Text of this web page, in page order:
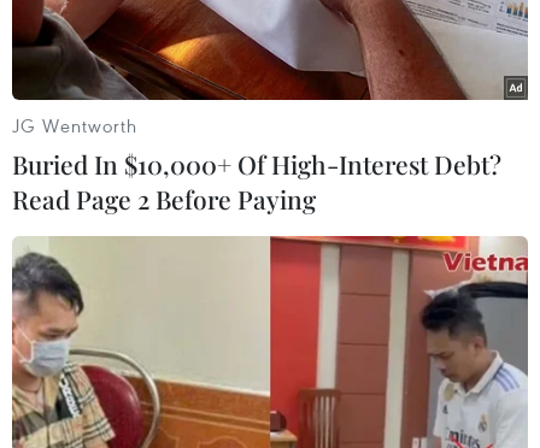
EU tuyên bố sẵn sàng đẩy nhanh tiến
trình đàm phán Brexit
08/09/2017 07:02
EU sẵn sàng đẩy nhanh tiến trình đàm phán về việc Anh
rời khỏi EU, song vẫn bày tỏ quan ngại về những đề
xuất của London, đặc biệt liên quan đến vấn đề biên
giới với Ireland.
JG Wentworth
Buried In $10,000+ Of High-Interest Debt?
Read Page 2 Before Paying